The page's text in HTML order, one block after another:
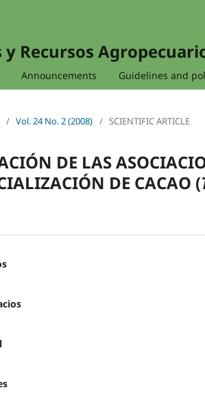
y Recursos
Announcements Guidelines and
/ Vol. 24 No. 2 (2008) / SCIENTIFIC ARTICLE
DE LAS
DE CACAO (